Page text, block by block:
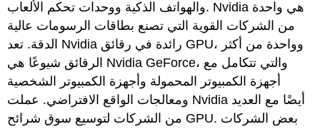
والهواتف الذكية ووحدات تحكم الألعاب. Nvidia هي واحدة
من الشركات القوية التي تصنع بطاقات الرسومات عالية
الدقة. تعد Nvidia رائدة في رقائق GPU، وواحدة من أكثر
الرقائق شيوعًا هي Nvidia GeForce، والتي تتكامل مع
أجهزة الكمبيوتر المحمولة وأجهزة الكمبيوتر الشخصية
ومعالجات الواقع الافتراضي. عملت Nvidia أيضًا مع العديد
من الشركات لتوسيع سوق شرائح GPU. بعض الشركات